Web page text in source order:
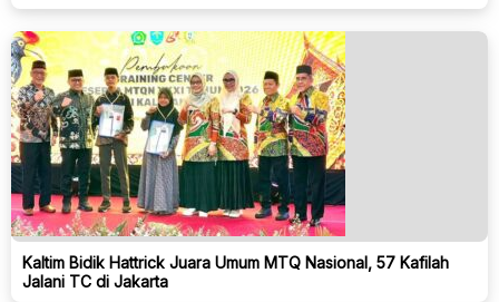
Kaltim Bidik Hattrick Juara Umum MTQ Nasional, 57 Kafilah
Jalani TC di Jakarta